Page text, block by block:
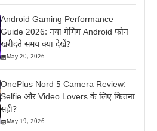
Android Gaming Performance
Guide 2026: नया गेमिंग Android फोन
खरीदते समय क्या देखें?
May 20, 2026
OnePlus Nord 5 Camera Review:
Selfie और Video Lovers के लिए कितना
सही?
May 19, 2026